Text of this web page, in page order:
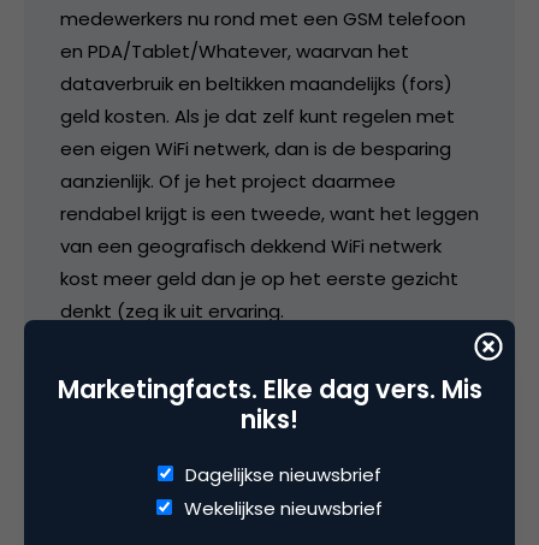
medewerkers nu rond met een GSM telefoon
en PDA/Tablet/Whatever, waarvan het
dataverbruik en beltikken maandelijks (fors)
geld kosten. Als je dat zelf kunt regelen met
een eigen WiFi netwerk, dan is de besparing
aanzienlijk. Of je het project daarmee
rendabel krijgt is een tweede, want het leggen
van een geografisch dekkend WiFi netwerk
kost meer geld dan je op het eerste gezicht
denkt (zeg ik uit ervaring.
19 oktober 2008 om 06:58
Marketingfacts. Elke dag vers. Mis
niks!
Dagelijkse nieuwsbrief
Wekelijkse nieuwsbrief